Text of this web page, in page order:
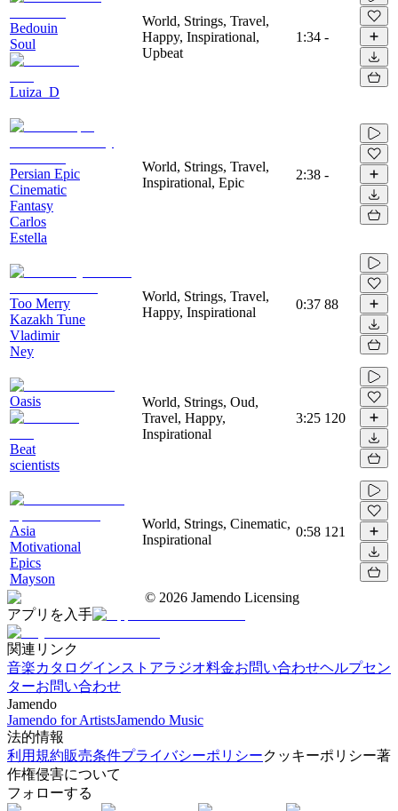
Bedouin
Soul
Luiza_D
World, Strings, Travel,
Happy, Inspirational,
Upbeat
1:34 -
Persian Epic
Cinematic
Fantasy
Carlos
Estella
World, Strings, Travel,
Inspirational, Epic
2:38 -
Too Merry
Kazakh Tune
Vladimir
Ney
World, Strings, Travel,
Happy, Inspirational
0:37 88
Oasis
Beat
scientists
World, Strings, Oud,
Travel, Happy,
Inspirational
3:25 120
Asia
Motivational
Epics
Mayson
World, Strings, Cinematic,
Inspirational
0:58 121
© 2026 Jamendo Licensing
アプリを入手
関連リンク
音楽カタログインストアラジオ料金お問い合わせヘルプセン
ターお問い合わせ
Jamendo
Jamendo for ArtistsJamendo Music
法的情報
利用規約販売条件プライバシーポリシークッキーポリシー著
作権侵害について
フォローする